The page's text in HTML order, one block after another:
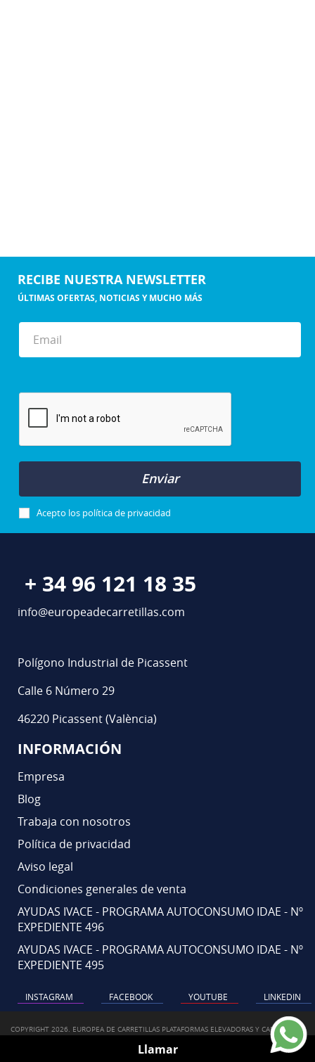
RECIBE NUESTRA NEWSLETTER
ÚLTIMAS OFERTAS, NOTICIAS Y MUCHO MÁS
Enviar
Acepto los política de privacidad
+ 34 96 121 18 35
info@europeadecarretillas.com
Polígono Industrial de Picassent
Calle 6 Número 29
46220 Picassent (València)
INFORMACIÓN
Empresa
Blog
Trabaja con nosotros
Política de privacidad
Aviso legal
Condiciones generales de venta
AYUDAS IVACE - PROGRAMA AUTOCONSUMO IDAE - Nº
EXPEDIENTE 496
AYUDAS IVACE - PROGRAMA AUTOCONSUMO IDAE - Nº
EXPEDIENTE 495
INSTAGRAM FACEBOOK YOUTUBE LINKEDIN
COPYRIGHT 2026. EUROPEA DE CARRETILLAS PLATAFORMAS ELEVADORAS Y CARRETILLA.
EUROPEA DE CARRETILLAS - ALQUILER, VENTA Y SERVICIOS DE CARRETILLAS ELEVADORAS
Llamar